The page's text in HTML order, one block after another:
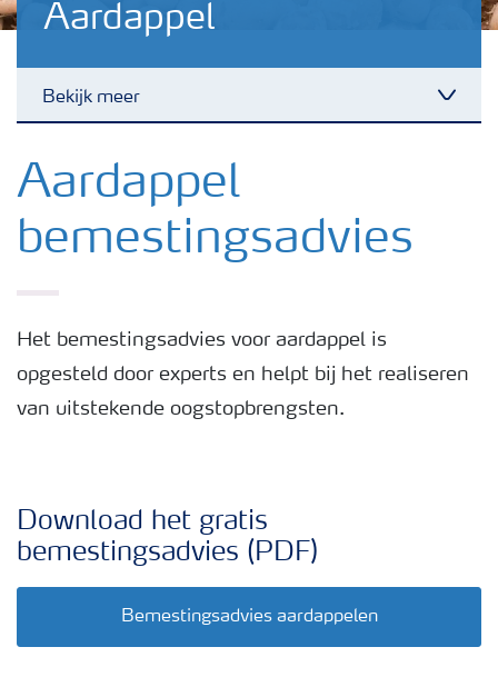
Aardappel
Bekijk meer
Nieuwsbrieven
Gewassen
Toolbox
Meststoffen veiligheid
Podcasts
Aardappel
bemestingsadvies
Het bemestingsadvies voor aardappel is
opgesteld door experts en helpt bij het realiseren
van uitstekende oogstopbrengsten.
Download het gratis
bemestingsadvies (PDF)
Bemestingsadvies aardappelen